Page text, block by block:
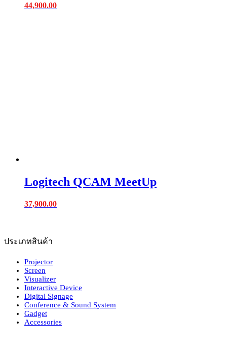
44,900.00
Logitech QCAM MeetUp
37,900.00
ประเภทสินค้า
Projector
Screen
Visualizer
Interactive Device
Digital Signage
Conference & Sound System
Gadget
Accessories